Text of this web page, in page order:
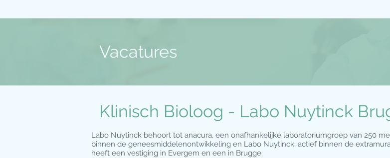
Vacatures
Klinisch Bioloog - Labo Nuytinck
Labo Nuytinck behoort tot anacura, een onafhankelijke laboratoriumgroep van 250
binnen de geneesmiddelenontwikkeling en Labo Nuytinck, actief binnen de
heeft een vestiging in Evergem en een in Brugge.